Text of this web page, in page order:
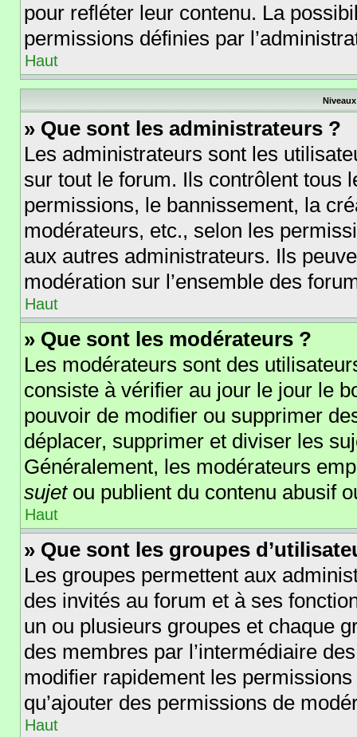
pour refléter leur contenu. La
permissions définies par
Haut
» Que sont les administrateurs ?
Les administrateurs sont les
sur tout le forum. Ils contrôlent tous
permissions, le bannissement, la
modérateurs, etc., selon les
aux autres administrateurs. Ils
modération sur l’ensemble des
Haut
» Que sont les modérateurs ?
Les modérateurs sont des
consiste à vérifier au jour le jour le
pouvoir de modifier ou supprimer
déplacer, supprimer et diviser les
Généralement, les modérateurs
sujetou publient du contenu abusif
Haut
» Que sont les groupes
Les groupes permettent aux
des invités au forum et à ses
un ou plusieurs groupes et chaque
des membres par l’intermédiaire
modifier rapidement les
qu’ajouter des permissions de
Haut